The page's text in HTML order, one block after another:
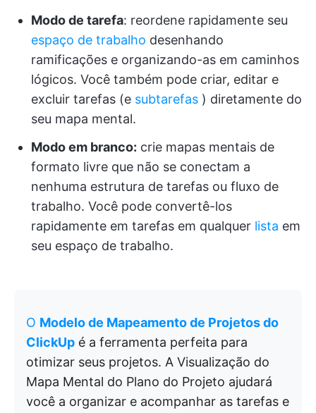
Modo de tarefa: reordene rapidamente seu
espaço de trabalho desenhando
ramificações e organizando-as em caminhos
lógicos. Você também pode criar, editar e
excluir tarefas (e subtarefas ) diretamente do
seu mapa mental.
Modo em branco: crie mapas mentais de
formato livre que não se conectam a
nenhuma estrutura de tarefas ou fluxo de
trabalho. Você pode convertê-los
rapidamente em tarefas em qualquer lista em
seu espaço de trabalho.
O Modelo de Mapeamento de Projetos do
ClickUp é a ferramenta perfeita para
otimizar seus projetos. A Visualização do
Mapa Mental do Plano do Projeto ajudará
você a organizar e acompanhar as tarefas e